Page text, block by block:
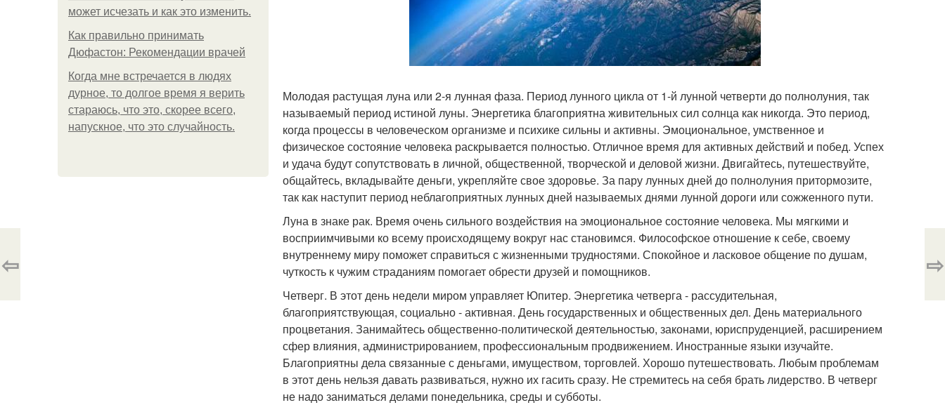
может исчезать и как это изменить.
Как правильно принимать
Дюфастон: Рекомендации врачей
Когда мне встречается в людях
дурное, то долгое время я верить
стараюсь, что это, скорее всего,
напускное, что это случайность.
Молодая растущая луна или 2-я лунная фаза. Период лунного цикла от 1-й лунной четверти до полнолуния, так
называемый период истиной луны. Энергетика благоприятна живительных сил солнца как никогда. Это период,
когда процессы в человеческом организме и психике сильны и активны. Эмоциональное, умственное и
физическое состояние человека раскрывается полностью. Отличное время для активных действий и побед. Успех
и удача будут сопутствовать в личной, общественной, творческой и деловой жизни. Двигайтесь, путешествуйте,
общайтесь, вкладывайте деньги, укрепляйте свое здоровье. За пару лунных дней до полнолуния притормозите,
так как наступит период неблагоприятных лунных дней называемых днями лунной дороги или сожженного пути.
Луна в знаке рак. Время очень сильного воздействия на эмоциональное состояние человека. Мы мягкими и
восприимчивыми ко всему происходящему вокруг нас становимся. Философское отношение к себе, своему
внутреннему миру поможет справиться с жизненными трудностями. Спокойное и ласковое общение по душам,
чуткость к чужим страданиям помогает обрести друзей и помощников.
Четверг. В этот день недели миром управляет Юпитер. Энергетика четверга - рассудительная,
благоприятствующая, социально - активная. День государственных и общественных дел. День материального
процветания. Занимайтесь общественно-политической деятельностью, законами, юриспруденцией, расширением
сфер влияния, администрированием, профессиональным продвижением. Иностранные языки изучайте.
Благоприятны дела связанные с деньгами, имуществом, торговлей. Хорошо путешествовать. Любым проблемам
в этот день нельзя давать развиваться, нужно их гасить сразу. Не стремитесь на себя брать лидерство. В четверг
не надо заниматься делами понедельника, среды и субботы.
⇦ ⇨